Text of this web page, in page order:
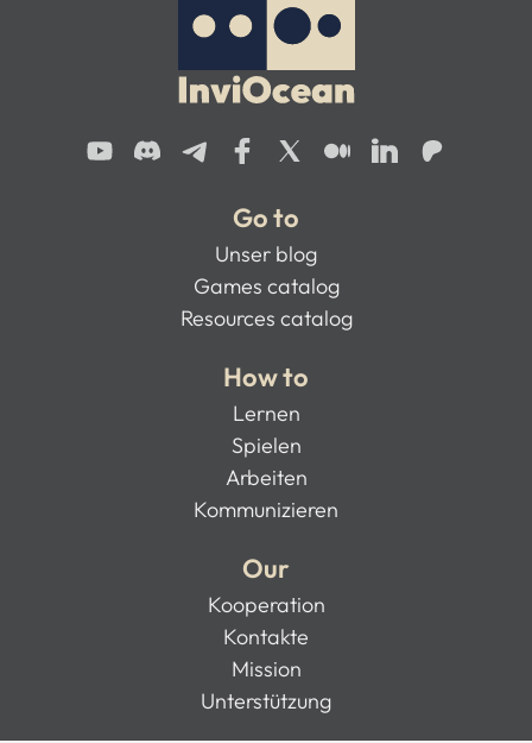
Go to
Unser blog
Games catalog
Resources catalog
How to
Lernen
Spielen
Arbeiten
Kommunizieren
Our
Kooperation
Kontakte
Mission
Unterstützung